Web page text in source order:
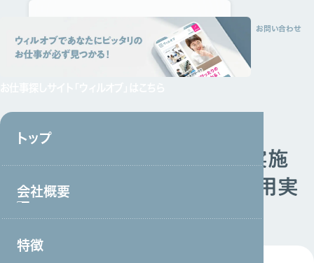
資料請求 お問い合わせ
採用情報
トップ
会社概要
会社概要トップ
特徴
2023.02.09
「CodeZine」などに当社が実施
した「中途ITエンジニアの採用実
態調査」が紹介されました